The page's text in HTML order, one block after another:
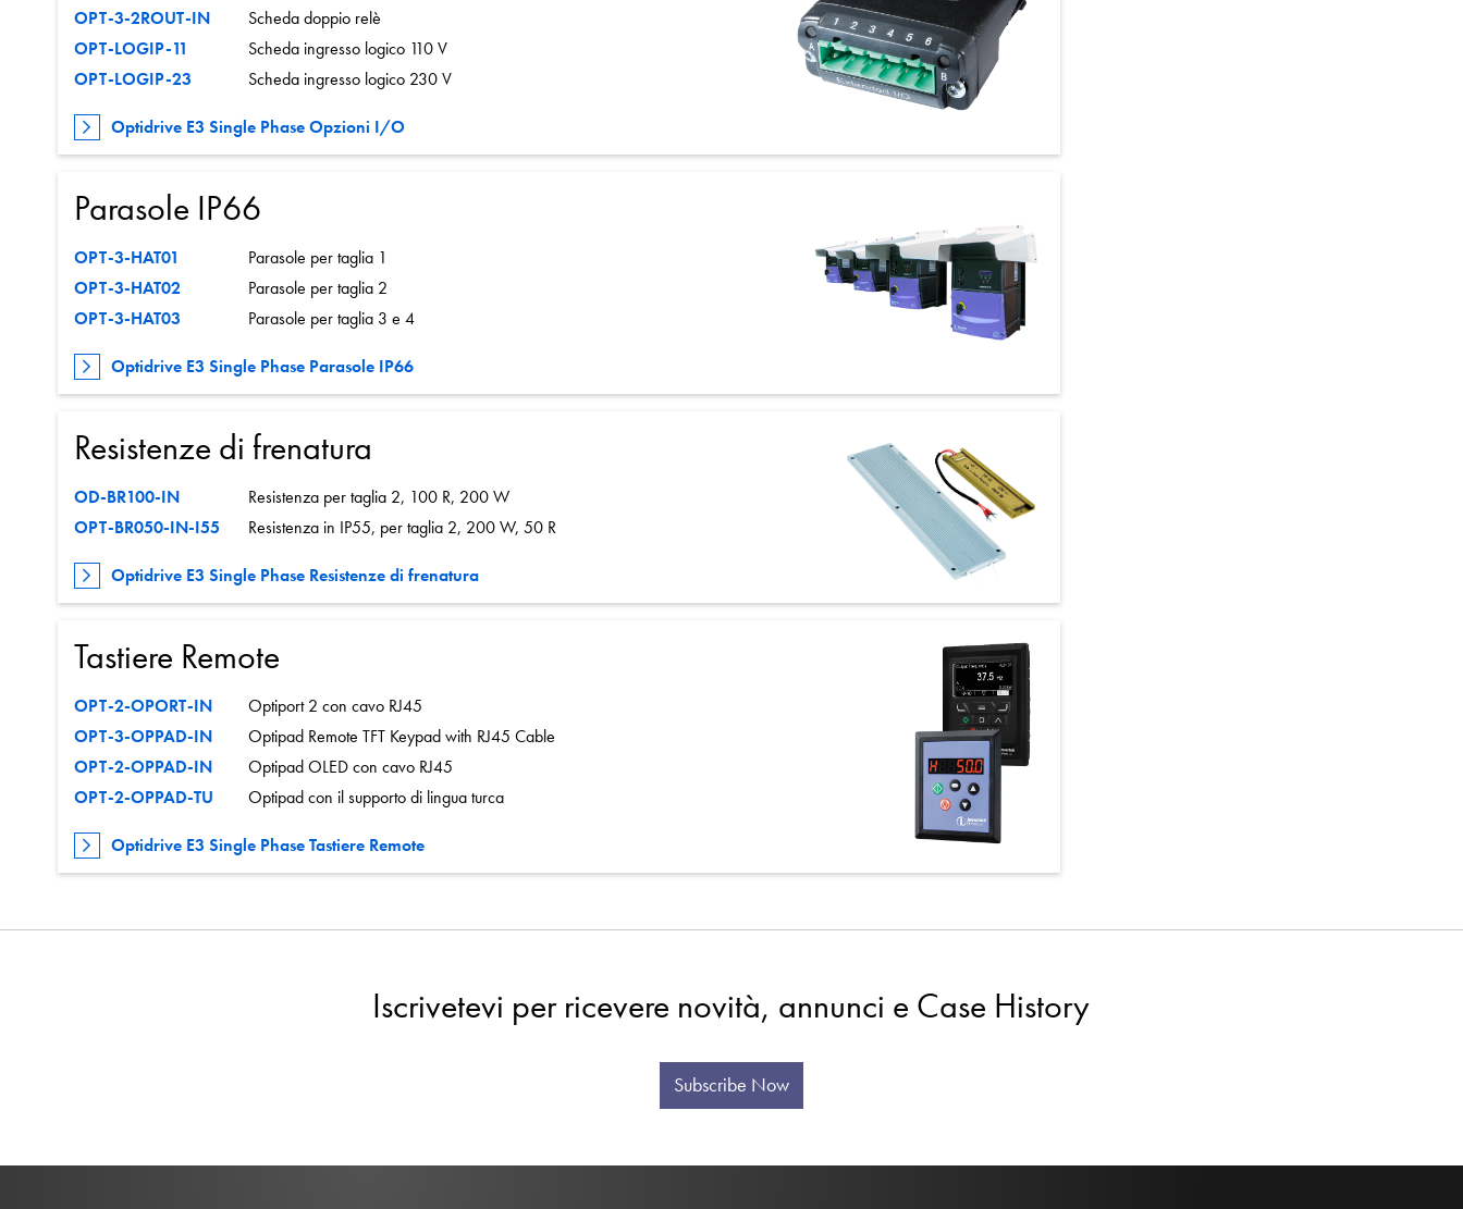
OPT-3-2ROUT-IN
Scheda doppio relè
OPT-LOGIP-11
Scheda ingresso logico 110 V
OPT-LOGIP-23
Scheda ingresso logico 230 V
Optidrive E3 Single Phase Opzioni I/O
Parasole IP66
OPT-3-HAT01
Parasole per taglia 1
OPT-3-HAT02
Parasole per taglia 2
OPT-3-HAT03
Parasole per taglia 3 e 4
Optidrive E3 Single Phase Parasole IP66
Resistenze di frenatura
OD-BR100-IN
Resistenza per taglia 2, 100 R, 200 W
OPT-BR050-IN-I55
Resistenza in IP55, per taglia 2, 200 W, 50 R
Optidrive E3 Single Phase Resistenze di frenatura
Tastiere Remote
OPT-2-OPORT-IN
Optiport 2 con cavo RJ45
OPT-3-OPPAD-IN
Optipad Remote TFT Keypad with RJ45 Cable
OPT-2-OPPAD-IN
Optipad OLED con cavo RJ45
OPT-2-OPPAD-TU
Optipad con il supporto di lingua turca
Optidrive E3 Single Phase Tastiere Remote
Iscrivetevi per ricevere novità, annunci e Case History
Subscribe Now